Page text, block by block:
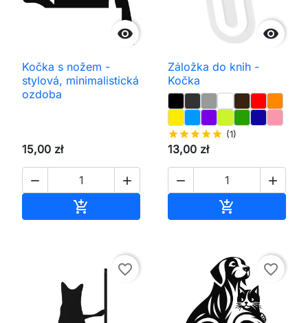

Kočka s nožem -
stylová, minimalistická
ozdoba
15,00 zł
 


Záložka do knih -
Kočka
starstarstarstarstar (1)
13,00 zł
 

favorite_border favorite_border